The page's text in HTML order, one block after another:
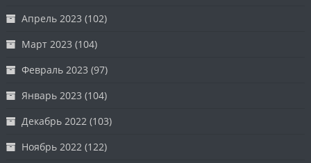
Апрель 2023 (102)
Март 2023 (104)
Февраль 2023 (97)
Январь 2023 (104)
Декабрь 2022 (103)
Ноябрь 2022 (122)